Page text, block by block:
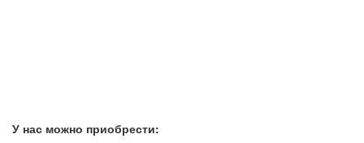
У нас можно приобрести: